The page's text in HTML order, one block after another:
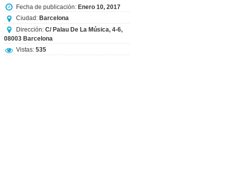
Fecha de publicación: Enero 10, 2017
Ciudad: Barcelona
Dirección: C/ Palau De La Música, 4-6,
08003 Barcelona
Vistas: 535